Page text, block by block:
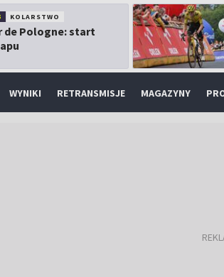
KOLARSTWO
de Pologne: start
WYNIKI RETRANSMISJE MAGAZYNY